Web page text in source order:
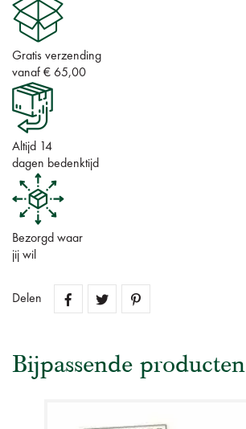
Gratis verzending
vanaf € 65,00
Altijd 14
dagen bedenktijd
Bezorgd waar
jij wil
Delen
Bijpassende producten